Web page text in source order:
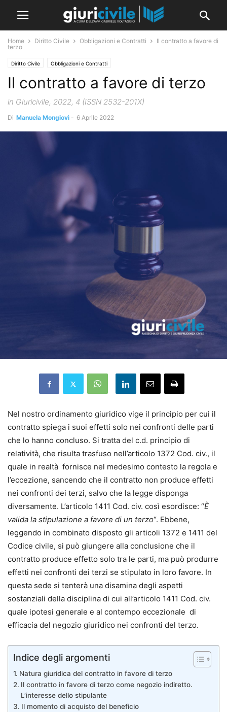
Home Diritto Civile Obbligazioni e Contratti
Il contratto a favore di
terzo
Diritto Civile Obbligazioni e Contratti
Il contratto a favore di terzo
in Giuricivile, 2022, 4 (ISSN 2532-201X)
Di Manuela Mongiovì - 6 Aprile 2022
Nel nostro ordinamento giuridico vige il principio per cui il
contratto spiega i suoi effetti solo nei confronti delle parti
che lo hanno concluso. Si tratta del c.d. principio di
relatività, che risulta trasfuso nell’articolo 1372 Cod. civ., il
quale in realtà fornisce nel medesimo contesto la regola e
l’eccezione, sancendo che il contratto non produce effetti
nei confronti dei terzi, salvo che la legge disponga
diversamente. L’articolo 1411 Cod. civ. così esordisce: “È
valida la stipulazione a favore di un terzo“. Ebbene,
leggendo in combinato disposto gli articoli 1372 e 1411 del
Codice civile, si può giungere alla conclusione che il
contratto produce effetto solo tra le parti, ma può produrre
effetti nei confronti dei terzi se stipulato in loro favore. In
questa sede si tenterà una disamina degli aspetti
sostanziali della disciplina di cui all’articolo 1411 Cod. civ.
quale ipotesi generale e al contempo eccezionale di
efficacia del negozio giuridico nei confronti del terzo.
Indice degli argomenti
Natura giuridica del contratto in favore di terzo
Il contratto in favore di terzo come negozio indiretto.
L’interesse dello stipulante
Il momento di acquisto del beneficio